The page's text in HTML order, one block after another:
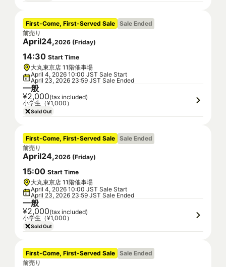
First-Come, First-Served Sale Sale Ended
前売り
April24,2026 (Friday)
14:30 Start Time
大丸東京店 11階催事場
April 4, 2026 10:00 JST Sale Start
April 23, 2026 23:59 JST Sale Ended
一般
¥2,000(tax included)
小学生（¥1,000）
Sold Out
First-Come, First-Served Sale Sale Ended
前売り
April24,2026 (Friday)
15:00 Start Time
大丸東京店 11階催事場
April 4, 2026 10:00 JST Sale Start
April 23, 2026 23:59 JST Sale Ended
一般
¥2,000(tax included)
小学生（¥1,000）
Sold Out
First-Come, First-Served Sale Sale Ended
前売り